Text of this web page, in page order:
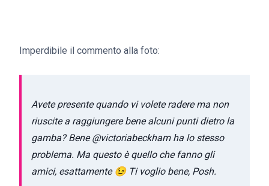
Imperdibile il commento alla foto:
Avete presente quando vi volete radere ma non
riuscite a raggiungere bene alcuni punti dietro la
gamba? Bene @victoriabeckham ha lo stesso
problema. Ma questo è quello che fanno gli
amici, esattamente 😉 Ti voglio bene, Posh.